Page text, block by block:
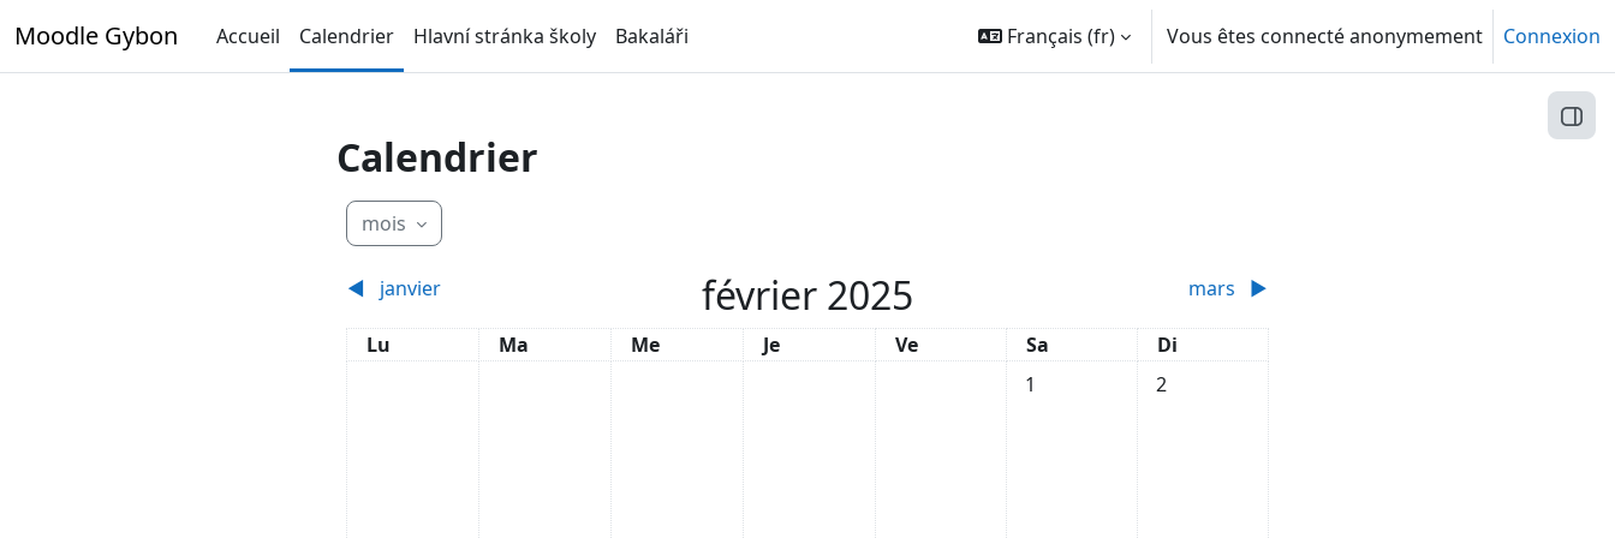
Moodle Gybon Accueil Calendrier Hlavní stránka školy Bakaláři Français ‎(fr)‎ Vous êtes connecté anonymement Connexion
Calendrier
mois
◀︎ janvier février 2025 mars ▶︎
Lundi
Lu Mardi
Ma Mercredi
Me Jeudi
Je Vendredi
Ve Samedi
Sa Dimanche
Di
Aucun événement, samedi 1 février
1 Aucun événement, dimanche 2 février
2